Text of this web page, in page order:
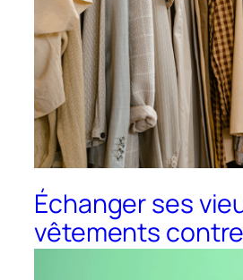
Échanger ses
vêtements
d’achat : la